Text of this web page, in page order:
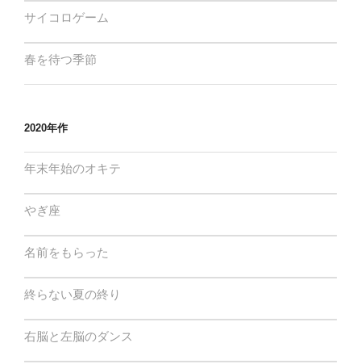
サイコロゲーム
春を待つ季節
2020年作
年末年始のオキテ
やぎ座
名前をもらった
終らない夏の終り
右脳と左脳のダンス